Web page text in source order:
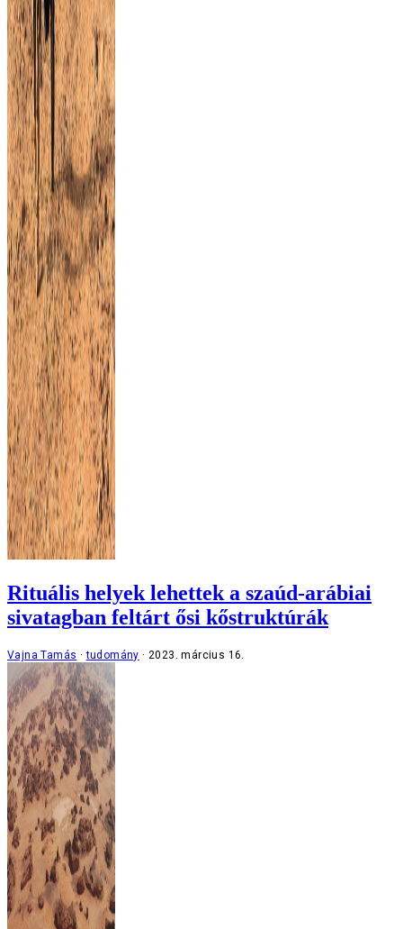
Rituális helyek lehettek a szaúd-arábiai
sivatagban feltárt ősi kőstruktúrák
Vajna Tamás tudomány 2023. március 16.